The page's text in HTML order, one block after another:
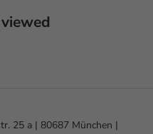
25 a | 80687 München |